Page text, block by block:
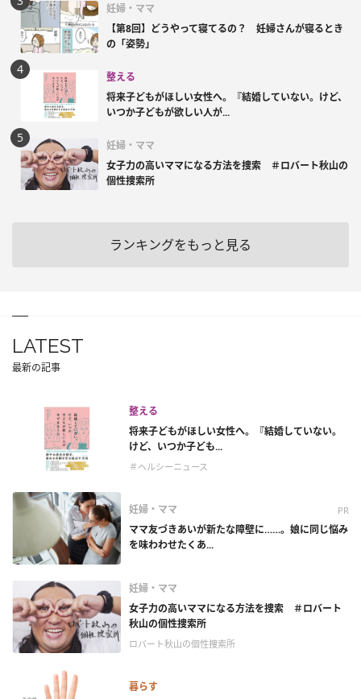
妊婦・ママ
【第8回】どうやって寝てるの？ 妊婦さんが寝るとき
の「姿勢」
整える
将来子どもがほしい女性へ。『結婚していない。けど、
いつか子どもが欲しい人が...
妊婦・ママ
女子力の高いママになる方法を捜索 ＃ロバート秋山の
個性捜索所
ランキングをもっと見る
LATEST
最新の記事
整える
将来子どもがほしい女性へ。『結婚していない。
けど、いつか子ども...
＃ヘルシーニュース
妊婦・ママ PR
ママ友づきあいが新たな障壁に……。娘に同じ悩み
を味わわせたくあ...
妊婦・ママ
女子力の高いママになる方法を捜索 ＃ロバート
秋山の個性捜索所
ロバート秋山の個性捜索所
暮らす